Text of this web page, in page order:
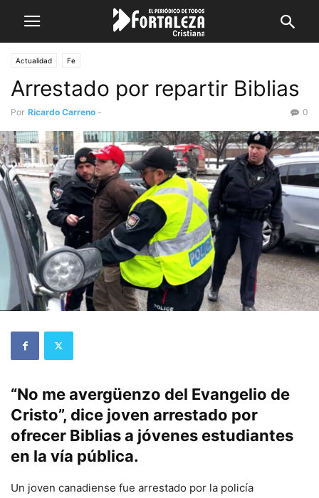
Actualidad Fe
Arrestado por repartir Biblias
Por Ricardo Carreno - 0
“No me avergüenzo del Evangelio de
Cristo”, dice joven arrestado por
ofrecer Biblias a jóvenes estudiantes
en la vía pública.
Un joven canadiense fue arrestado por la policía